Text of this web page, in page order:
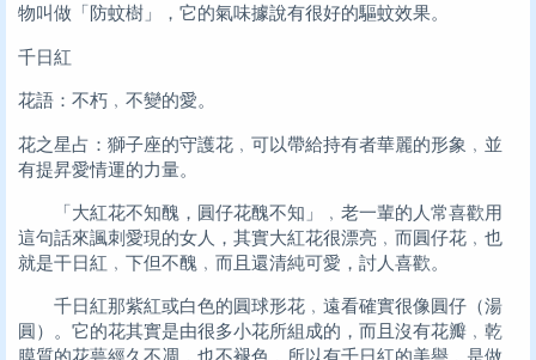
物叫做「防蚊樹」，它的氣味據說有很好的驅蚊效果。
千日紅
花語：不朽﹐不變的愛。
花之星占：獅子座的守護花﹐可以帶給持有者華麗的形象﹐並
有提昇愛情運的力量。
「大紅花不知醜，圓仔花醜不知」﹐老一輩的人常喜歡用
這句話來諷刺愛現的女人，其實大紅花很漂亮﹐而圓仔花﹐也
就是干日紅﹐下但不醜﹐而且還清純可愛，討人喜歡。
千日紅那紫紅或白色的圓球形花﹐遠看確實很像圓仔（湯
圓）。它的花其實是由很多小花所組成的，而且沒有花瓣﹐乾